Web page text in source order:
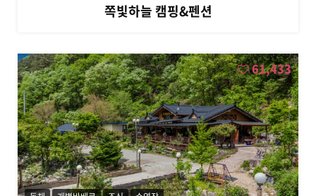
쪽빛하늘 캠핑&펜션
61,433